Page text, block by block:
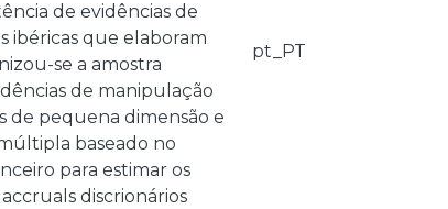
de evidências de
ibéricas que elaboram
se a amostra
de manipulação
de pequena dimensão e
baseado no
para estimar os
discrionários
pt_PT